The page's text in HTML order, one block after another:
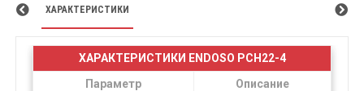
ХАРАКТЕРИСТИКИ
ХАРАКТЕРИСТИКИ ENDOSO PCH22-4
Параметр
Описание